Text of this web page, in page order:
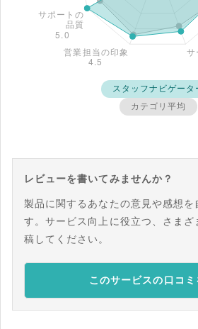
スタッフナビゲータ
カテゴリ平均
レビューを書いてみませんか？
製品に関するあなたの意見や感想を
す。サービス向上に役立つ、さまざ
稿してください。
このサービスの口コミ